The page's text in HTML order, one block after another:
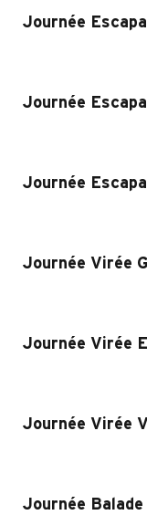
Journée
Journée
Journée
Journée Virée
Journée Virée
Journée Virée
Journée